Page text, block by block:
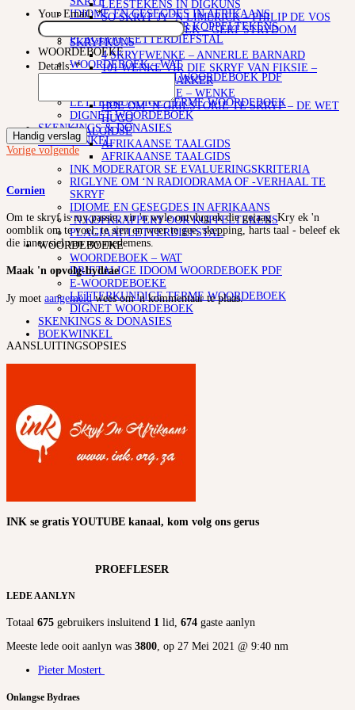
IDIOME EN GESEGDES IN AFRIKAANS
‘N KOPKRAPPERY OOR KOPPELTEKENS
PLAGIAAT/LETTERDIEFSTAL
WOORDEBOEKE
WOORDEBOEK – WAT
DRIETALIGE IDOOM WOORDEBOEK PDF
LETTERKUNDIGE TERME WOORDEBOEK
DIGNET WOORDEBOEK
SKENKINGS & DONASIES
BOEKWINKEL
LEESTEKENS IN DIGKUNS
SO SKRYF JY ‘N LIMERICK – PHILIP DE VOS
STOF EN TEGNIEK – GERT STRYDOM
SKRYFKUNS
4 SKRYFWENKE – ANNERLE BARNARD
101 WENKE VIR DIE SKRYF VAN FIKSIE –
DEUR ELIZE PARKER
KORTVERHALE – WENKE
HOE OM ‘N GRILSTORIE TE SKRYF – DE WET
HUGO
TAALGIDSE
AFRIKAANSE TAALGIDS
AFRIKAANSE TAALGIDS
INK MODERATOR SE EVALUERINGSKRITERIA
RIGLYNE OM ‘N RADIODRAMA OF -VERHAAL TE
SKRYF
IDIOME EN GESEGDES IN AFRIKAANS
‘N KOPKRAPPERY OOR KOPPELTEKENS
PLAGIAAT/LETTERDIEFSTAL
WOORDEBOEKE
WOORDEBOEK – WAT
DRIETALIGE IDOOM WOORDEBOEK PDF
E-WOORDEBOEKE
LETTERKUNDIGE TERME WOORDEBOEK
DIGNET WOORDEBOEK
SKENKINGS & DONASIES
BOEKWINKEL
Your Email:*
Details:*
Handig verslag
Vorige volgende
Cornien
Om te skryf is my passie, vir 'n wyle ontvlug ek die gejaag. Kry ek 'n
oomblik om te voel, te sien en weer te gee, skepping, harts taal - beleef ek
die inner siel van my medemens.
Maak 'n opvolg-bydrae
Jy moet aangemeldwees om 'n kommentaar te plaas.
AANSLUITINGSOPSIES
INK se gratis YOUTUBE kanaal, kom volg ons gerus
PROEFLESER
LEDE AANLYN
Totaal 675 gebruikers insluitend 1 lid, 674 gaste aanlyn
Meeste lede ooit aanlyn was 3800, op 27 Mei 2021 @ 9:40 nm
Pieter Mostert
Onlangse Bydraes